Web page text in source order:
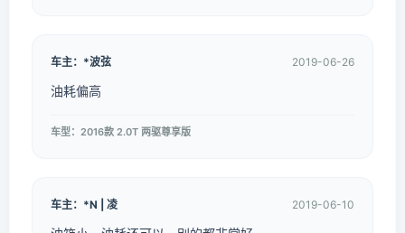
车主：*波弦 2019-06-26
油耗偏高
车型：2016款 2.0T 两驱尊享版
车主：*N | 凌 2019-06-10